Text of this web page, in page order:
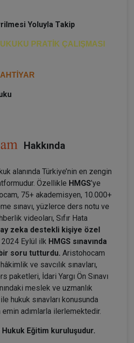
Yoluyla Takip
PRATİK ÇALIŞMASI
Hakkında
alanında Türkiye’nin en zengin
Özellikle HMGS’ye
75+ akademisyen, 10.000+
sınavı, yüzlerce ders notu ve
videoları, Sıfır Hata
zeka destekli kişiye özel
Eylül ilk HMGS sınavında
soru tutturdu. Aristohocam
ve savcılık sınavları,
paketleri, İdari Yargı Ön Sınavı
meslek ve uzmanlık
hukuk sınavları konusunda
adımlarla ilerlemektedir.
Eğitim kuruluşudur.